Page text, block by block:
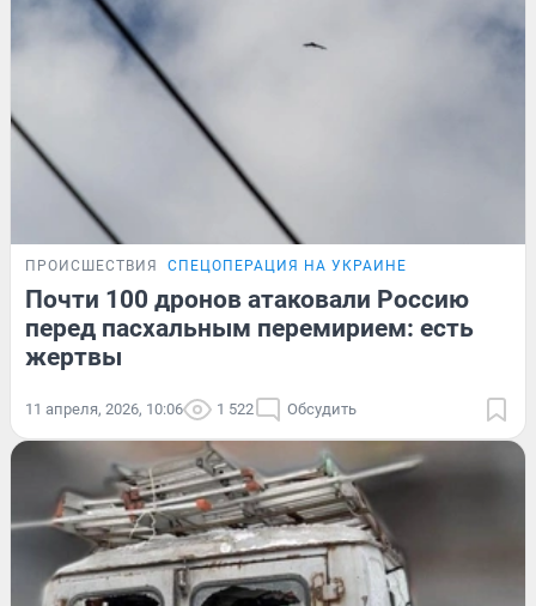
ПРОИСШЕСТВИЯ СПЕЦОПЕРАЦИЯ НА УКРАИНЕ
Почти 100 дронов атаковали Россию
перед пасхальным перемирием: есть
жертвы
11 апреля, 2026, 10:06 1 522 Обсудить